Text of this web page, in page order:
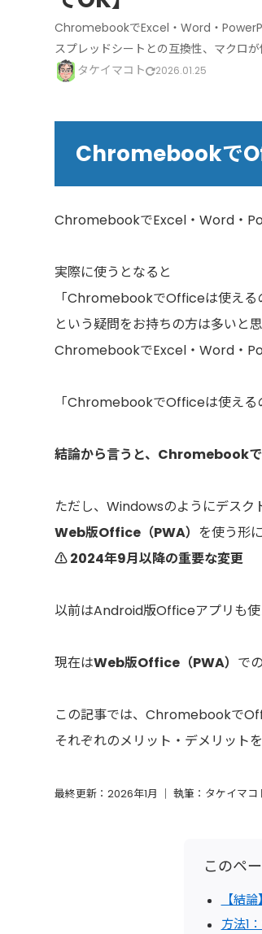
ChromebookでExcel・Word・
スプレッドシートとの互換性、マクロ
タケイマコト
2026.01.25
Chromebookで
ChromebookでExcel・Word・
実際に使うとなると
「ChromebookでOfficeは使える
という疑問をお持ちの方は多いと思
ChromebookでExcel・Word・
「ChromebookでOfficeは使える
結論から言うと、Chromebookで
ただし、Windowsのようにデスク
Web版Office（PWA） を使う形
⚠️ 2024年9月以降の重要な変更
以前はAndroid版Officeアプリも使
現在はWeb版Office（PWA） で
この記事では、Chromebookで
それぞれのメリット・デメリット
最終更新：2026年1月 ｜ 執筆：タケイマコ
このペ
【結
方法1